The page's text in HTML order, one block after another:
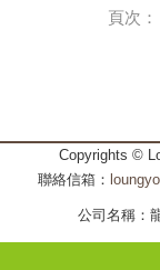
頁次：
Copyrights ©
聯絡信箱：
公司名稱：